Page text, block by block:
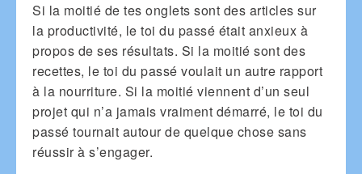
Si la moitié de tes onglets sont des articles sur
la productivité, le toi du passé était anxieux à
propos de ses résultats. Si la moitié sont des
recettes, le toi du passé voulait un autre rapport
à la nourriture. Si la moitié viennent d’un seul
projet qui n’a jamais vraiment démarré, le toi du
passé tournait autour de quelque chose sans
réussir à s’engager.